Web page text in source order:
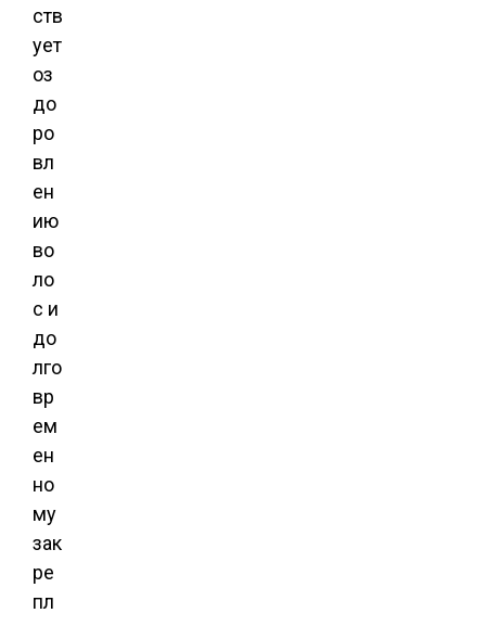
ств
ует
оз
до
ро
вл
ен
ию
во
ло
с и
до
лго
вр
ем
ен
но
му
зак
ре
пл